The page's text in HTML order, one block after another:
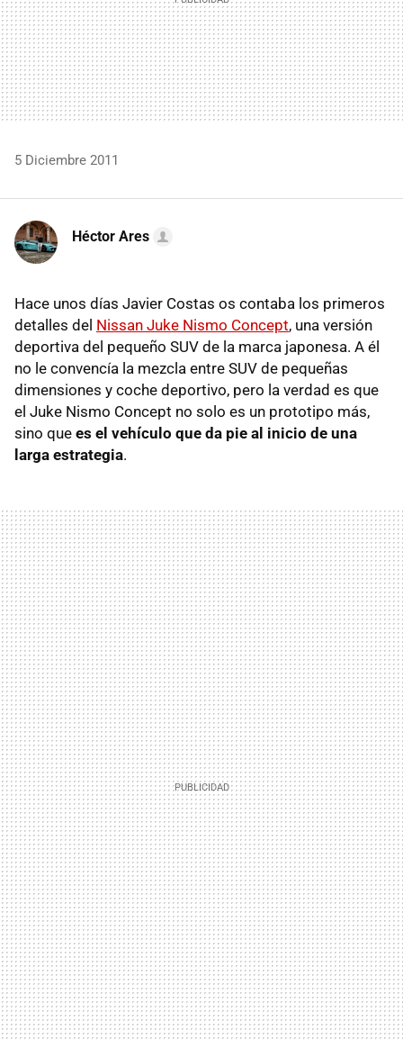
5 Diciembre 2011
Héctor Ares
Hace unos días Javier Costas os contaba los primeros
detalles del Nissan Juke Nismo Concept, una versión
deportiva del pequeño SUV de la marca japonesa. A él
no le convencía la mezcla entre SUV de pequeñas
dimensiones y coche deportivo, pero la verdad es que
el Juke Nismo Concept no solo es un prototipo más,
sino que es el vehículo que da pie al inicio de una
larga estrategia.